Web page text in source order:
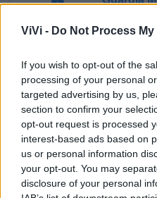
ViVi - Do Not Process
If you wish to opt-out of the
processing of your personal
targeted advertising by us,
section to confirm your
opt-out request is processed
interest-based ads based on
us or personal information
your opt-out. You may
disclosure of your personal
Polizia
Pubblica